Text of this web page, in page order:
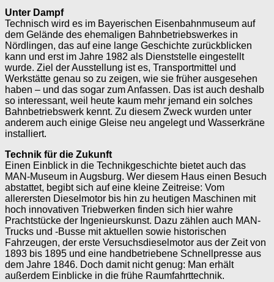
Unter Dampf
Technisch wird es im Bayerischen Eisenbahnmuseum auf
dem Gelände des ehem­aligen Bahnbetriebswerkes in
Nördlingen, das auf eine lange Geschichte zurückblicken
kann und erst im Jahre 1982 als Dienststelle eingestellt
wurde. Ziel der Ausstellung ist es, Transportmittel und
Werkstätte genau so zu zeigen, wie sie früher ausgesehen
haben – und das sogar zum Anfassen. Das ist auch deshalb
so interessant, weil heute kaum mehr jemand ein solches
Bahnbetriebswerk kennt. Zu diesem Zweck wurden unter
anderem auch einige Gleise neu angelegt und Wasserkräne
installiert.
Technik für die Zukunft
Einen Einblick in die Technikgeschichte bietet auch das
MAN-Museum in Augsburg. Wer diesem Haus einen Besuch
abstattet, begibt sich auf eine kleine Zeitreise: Vom
allerersten Dieselmotor bis hin zu heutigen Maschinen mit
hoch innovativen Triebwerken finden sich hier wahre
Prachtstücke der Ingenieurskunst. Dazu zählen auch MAN-
Trucks und -Busse mit ak­tuellen sowie historischen
Fahrzeugen, der erste Versuchsdieselmotor aus der Zeit von
1893 bis 1895 und eine handbetriebene Schnellpresse aus
dem Jahre 1846. Doch damit nicht genug: Man erhält
außerdem Einblicke in die frühe Raumfahrttechnik.